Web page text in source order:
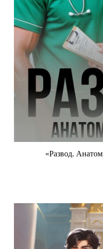
«Развод.